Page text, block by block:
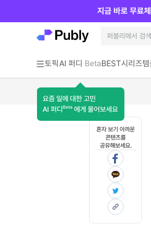
토픽AI 퍼디 Beta
요즘 일에 대한 고민
AI 퍼디 Beta 에게 물어보세요
BEST시리즈
지금 바로 무료
혼자 보기 아까운
콘텐츠를
공유해보세요.